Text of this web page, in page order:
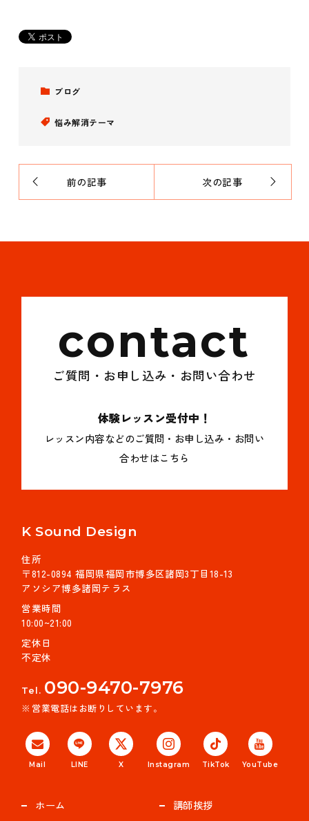
ブログ
悩み解消テーマ
前の記事 次の記事
contact
ご質問・お申し込み・お問い合わせ
体験レッスン受付中！
レッスン内容などのご質問・お申し込み・お問い
合わせはこちら
K Sound Design
住所
〒812-0894 福岡県福岡市博多区諸岡3丁目18-13
アソシア博多諸岡テラス
営業時間
10:00~21:00
定休日
不定休
Tel. 090-9470-7976
営業電話はお断りしています。
Mail LINE X Instagram TikTok YouTube
ホーム
講師挨拶